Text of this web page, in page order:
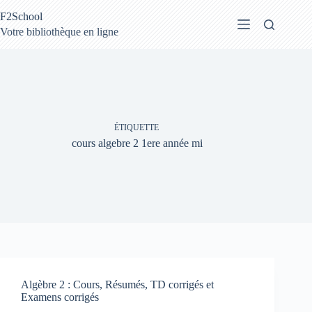
au
contenu
F2School
Votre bibliothèque en ligne
ÉTIQUETTE
cours algebre 2 1ere année mi
Algèbre 2 : Cours, Résumés, TD corrigés et
Examens corrigés